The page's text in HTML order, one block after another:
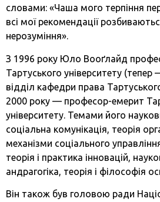
словами: «Чаша мого терпіння
всі мої рекомендації
нерозуміння».
З 1996 року Юло Вооґлайд
Тартуського університету (тепер
відділ кафедри права
2000 року — професор-емерит
університету. Темами його
соціальна комунікація, теорія
механізми соціального
теорія і практика інновацій,
андрагогіка, теорія і філософія
Він також був головою ради